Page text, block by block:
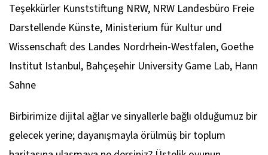
Teşekkürler Kunststiftung NRW, NRW Landesbüro Freie
Darstellende Künste, Ministerium für Kultur und
Wissenschaft des Landes Nordrhein-Westfalen, Goethe
Institut Istanbul, Bahçeşehir University Game Lab, Hann
Sahne
Birbirimize dijital ağlar ve sinyallerle bağlı olduğumuz bir
gelecek yerine; dayanışmayla örülmüş bir toplum